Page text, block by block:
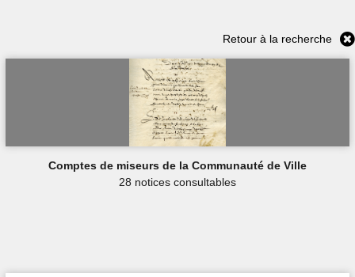
Retour à la recherche
Comptes de miseurs de la Communauté de Ville
28 notices consultables